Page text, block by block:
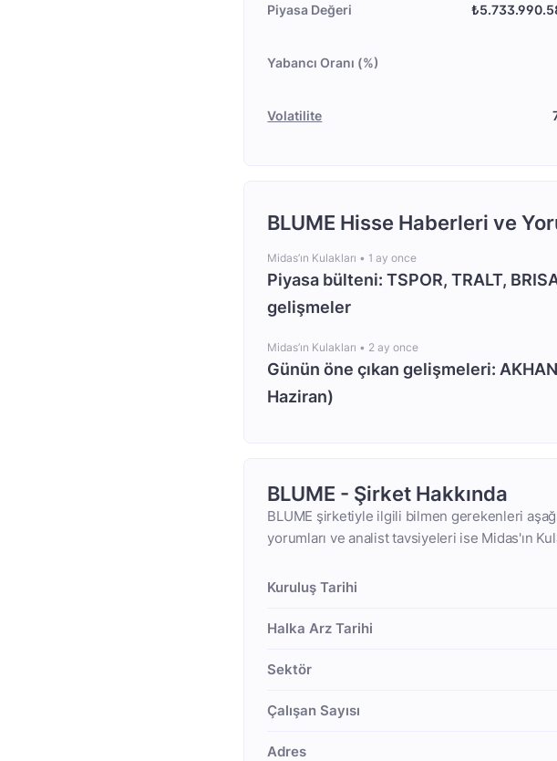
Piyasa Değeri
Yabancı Oranı (%)
Volatilite
BLUME Hisse Haberleri ve
Midas’ın Kulakları • 1 ay once
Piyasa bülteni: TSPOR, TRALT,
gelişmeler
Midas’ın Kulakları • 2 ay once
Günün öne çıkan gelişmeleri:
Haziran)
BLUME - Şirket Hakkında
BLUME şirketiyle ilgili bilmen gerekenleri
yorumları ve analist tavsiyeleri ise Midas'ın
Kuruluş Tarihi
Halka Arz Tarihi
Sektör
Çalışan Sayısı
Adres